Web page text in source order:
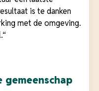
is te danken
met de omgeving.